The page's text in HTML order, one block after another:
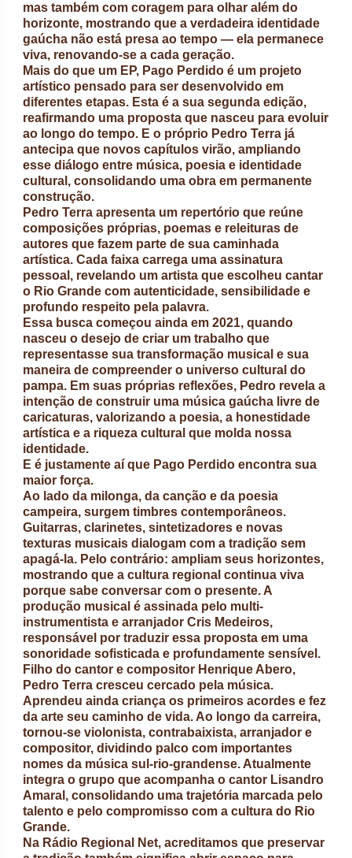
mas também com coragem para olhar além do
horizonte, mostrando que a verdadeira identidade
gaúcha não está presa ao tempo — ela permanece
viva, renovando-se a cada geração.
Mais do que um EP, Pago Perdido é um projeto
artístico pensado para ser desenvolvido em
diferentes etapas. Esta é a sua segunda edição,
reafirmando uma proposta que nasceu para evoluir
ao longo do tempo. E o próprio Pedro Terra já
antecipa que novos capítulos virão, ampliando
esse diálogo entre música, poesia e identidade
cultural, consolidando uma obra em permanente
construção.
Pedro Terra apresenta um repertório que reúne
composições próprias, poemas e releituras de
autores que fazem parte de sua caminhada
artística. Cada faixa carrega uma assinatura
pessoal, revelando um artista que escolheu cantar
o Rio Grande com autenticidade, sensibilidade e
profundo respeito pela palavra.
Essa busca começou ainda em 2021, quando
nasceu o desejo de criar um trabalho que
representasse sua transformação musical e sua
maneira de compreender o universo cultural do
pampa. Em suas próprias reflexões, Pedro revela a
intenção de construir uma música gaúcha livre de
caricaturas, valorizando a poesia, a honestidade
artística e a riqueza cultural que molda nossa
identidade.
E é justamente aí que Pago Perdido encontra sua
maior força.
Ao lado da milonga, da canção e da poesia
campeira, surgem timbres contemporâneos.
Guitarras, clarinetes, sintetizadores e novas
texturas musicais dialogam com a tradição sem
apagá-la. Pelo contrário: ampliam seus horizontes,
mostrando que a cultura regional continua viva
porque sabe conversar com o presente. A
produção musical é assinada pelo multi-
instrumentista e arranjador Cris Medeiros,
responsável por traduzir essa proposta em uma
sonoridade sofisticada e profundamente sensível.
Filho do cantor e compositor Henrique Abero,
Pedro Terra cresceu cercado pela música.
Aprendeu ainda criança os primeiros acordes e fez
da arte seu caminho de vida. Ao longo da carreira,
tornou-se violonista, contrabaixista, arranjador e
compositor, dividindo palco com importantes
nomes da música sul-rio-grandense. Atualmente
integra o grupo que acompanha o cantor Lisandro
Amaral, consolidando uma trajetória marcada pelo
talento e pelo compromisso com a cultura do Rio
Grande.
Na Rádio Regional Net, acreditamos que preservar